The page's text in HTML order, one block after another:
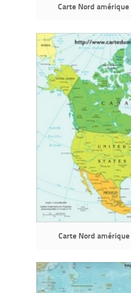
Carte Nord
Carte Nord